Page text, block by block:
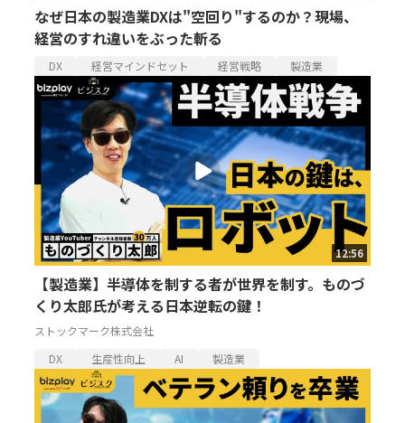
なぜ日本の製造業DXは"空回り"するのか？現場、
経営のすれ違いをぶった斬る
DX 経営マインドセット 経営戦略 製造業
12:56
【製造業】半導体を制する者が世界を制す。ものづ
くり太郎氏が考える日本逆転の鍵！
ストックマーク株式会社
DX
生産性向上 AI 製造業